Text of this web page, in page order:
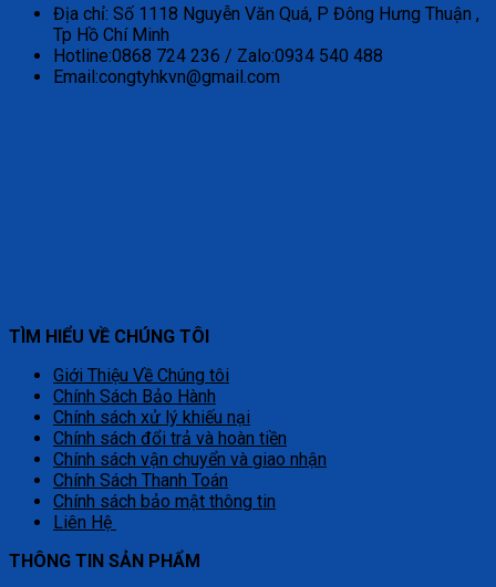
Địa chỉ: Số 1118 Nguyễn Văn Quá, P Đông Hưng Thuận ,
Tp Hồ Chí Minh
Hotline:0868 724 236 / Zalo:0934 540 488
Email:congtyhkvn@gmail.com
TÌM HIỂU VỀ CHÚNG TÔI
Giới Thiệu Về Chúng tôi
Chính Sách Bảo Hành
Chính sách xử lý khiếu nại
Chính sách đổi trả và hoàn tiền
Chính sách vận chuyển và giao nhận
Chính Sách Thanh Toán
Chính sách bảo mật thông tin
Liên Hệ
THÔNG TIN SẢN PHẨM